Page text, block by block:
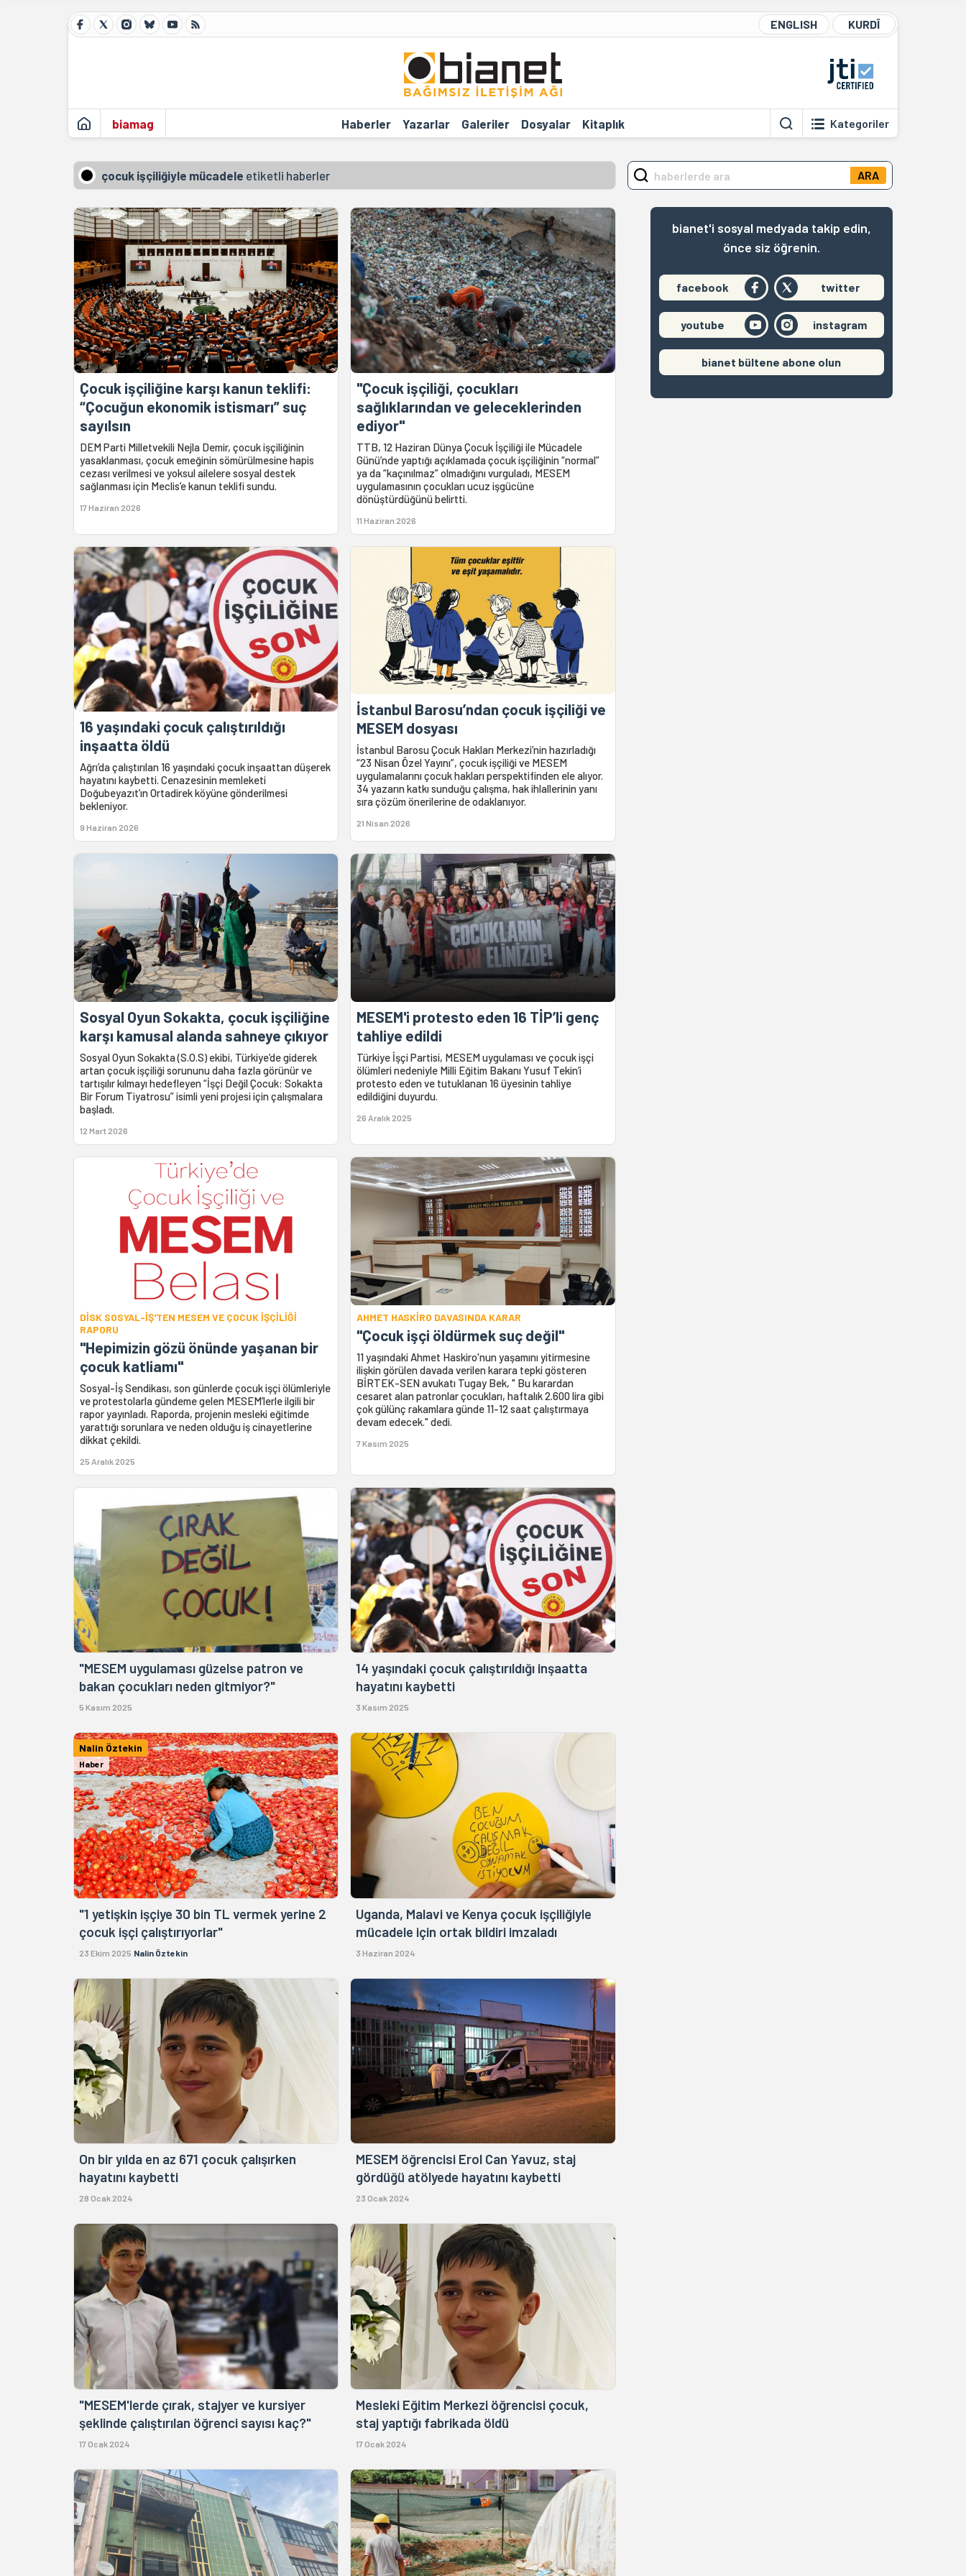
ENGLISH KURDÎ
biamag Haberler Yazarlar Galeriler Dosyalar Kitaplık Kategoriler
çocuk işçiliğiyle mücadele etiketli haberler
Çocuk işçiliğine karşı kanun teklifi:
“Çocuğun ekonomik istismarı” suç
sayılsın
DEM Parti Milletvekili Nejla Demir, çocuk işçiliğinin
yasaklanması, çocuk emeğinin sömürülmesine hapis
cezası verilmesi ve yoksul ailelere sosyal destek
sağlanması için Meclis’e kanun teklifi sundu.
17 Haziran 2026
"Çocuk işçiliği, çocukları
sağlıklarından ve geleceklerinden
ediyor"
TTB, 12 Haziran Dünya Çocuk İşçiliği ile Mücadele
Günü’nde yaptığı açıklamada çocuk işçiliğinin “normal”
ya da “kaçınılmaz” olmadığını vurguladı, MESEM
uygulamasının çocukları ucuz işgücüne
dönüştürdüğünü belirtti.
11 Haziran 2026
16 yaşındaki çocuk çalıştırıldığı
inşaatta öldü
Ağrı’da çalıştırılan 16 yaşındaki çocuk inşaattan düşerek
hayatını kaybetti. Cenazesinin memleketi
Doğubeyazıt’ın Ortadirek köyüne gönderilmesi
bekleniyor.
9 Haziran 2026
İstanbul Barosu’ndan çocuk işçiliği ve
MESEM dosyası
İstanbul Barosu Çocuk Hakları Merkezi’nin hazırladığı
“23 Nisan Özel Yayını”, çocuk işçiliği ve MESEM
uygulamalarını çocuk hakları perspektifinden ele alıyor.
34 yazarın katkı sunduğu çalışma, hak ihlallerinin yanı
sıra çözüm önerilerine de odaklanıyor.
21 Nisan 2026
Sosyal Oyun Sokakta, çocuk işçiliğine
karşı kamusal alanda sahneye çıkıyor
Sosyal Oyun Sokakta (S.O.S) ekibi, Türkiye’de giderek
artan çocuk işçiliği sorununu daha fazla görünür ve
tartışılır kılmayı hedefleyen “İşçi Değil Çocuk: Sokakta
Bir Forum Tiyatrosu” isimli yeni projesi için çalışmalara
başladı.
12 Mart 2026
MESEM'i protesto eden 16 TİP’li genç
tahliye edildi
Türkiye İşçi Partisi, MESEM uygulaması ve çocuk işçi
ölümleri nedeniyle Milli Eğitim Bakanı Yusuf Tekin’i
protesto eden ve tutuklanan 16 üyesinin tahliye
edildiğini duyurdu.
26 Aralık 2025
DİSK SOSYAL-İŞ'TEN MESEM VE ÇOCUK İŞÇİLİĞİ
RAPORU
"Hepimizin gözü önünde yaşanan bir
çocuk katliamı"
Sosyal-İş Sendikası, son günlerde çocuk işçi ölümleriyle
ve protestolarla gündeme gelen MESEM’lerle ilgili bir
rapor yayınladı. Raporda, projenin mesleki eğitimde
yarattığı sorunlara ve neden olduğu iş cinayetlerine
dikkat çekildi.
25 Aralık 2025
AHMET HASKİRO DAVASINDA KARAR
"Çocuk işçi öldürmek suç değil"
11 yaşındaki Ahmet Haskiro'nun yaşamını yitirmesine
ilişkin görülen davada verilen karara tepki gösteren
BİRTEK-SEN avukatı Tugay Bek, " Bu karardan
cesaret alan patronlar çocukları, haftalık 2.600 lira gibi
çok gülünç rakamlara günde 11-12 saat çalıştırmaya
devam edecek." dedi.
7 Kasım 2025
"MESEM uygulaması güzelse patron ve
bakan çocukları neden gitmiyor?"
5 Kasım 2025
14 yaşındaki çocuk çalıştırıldığı inşaatta
hayatını kaybetti
3 Kasım 2025
Nalin Öztekin
Haber
"1 yetişkin işçiye 30 bin TL vermek yerine 2
çocuk işçi çalıştırıyorlar"
23 Ekim 2025 Nalin Öztekin
Uganda, Malavi ve Kenya çocuk işçiliğiyle
mücadele için ortak bildiri imzaladı
3 Haziran 2024
On bir yılda en az 671 çocuk çalışırken
hayatını kaybetti
28 Ocak 2024
MESEM öğrencisi Erol Can Yavuz, staj
gördüğü atölyede hayatını kaybetti
23 Ocak 2024
"MESEM'lerde çırak, stajyer ve kursiyer
şeklinde çalıştırılan öğrenci sayısı kaç?"
17 Ocak 2024
Mesleki Eğitim Merkezi öğrencisi çocuk,
staj yaptığı fabrikada öldü
17 Ocak 2024
ARA
bianet'i sosyal medyada takip edin,
önce siz öğrenin.
facebook twitter
youtube instagram
bianet bültene abone olun